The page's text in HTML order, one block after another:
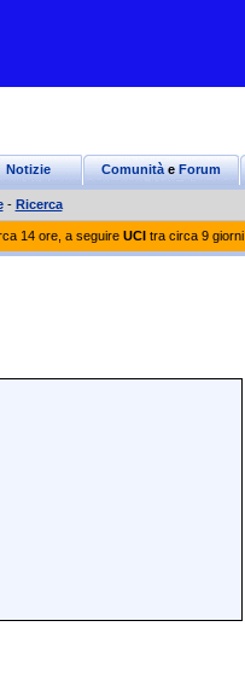
Notizie Comunitàe Forum
- Ricerca
14 ore, a seguire UCI tra circa 9 giorni